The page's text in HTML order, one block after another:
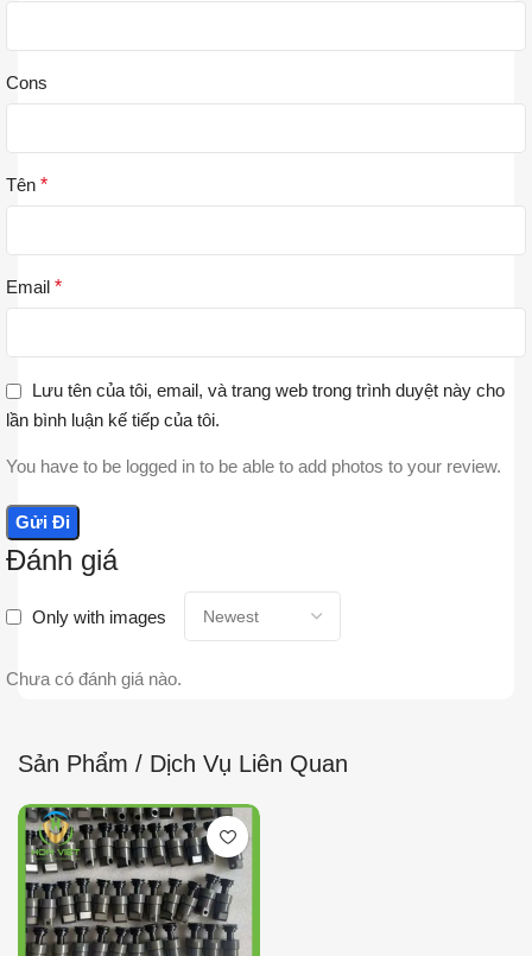
Đánh giá
Only with images
Chưa có đánh giá nào.
Cons
Tên *
Email *
Lưu tên của tôi, email, và trang web trong trình duyệt này cho
lần bình luận kế tiếp của tôi.
You have to be logged in to be able to add photos to your review.
Sản Phẩm / Dịch Vụ Liên Quan